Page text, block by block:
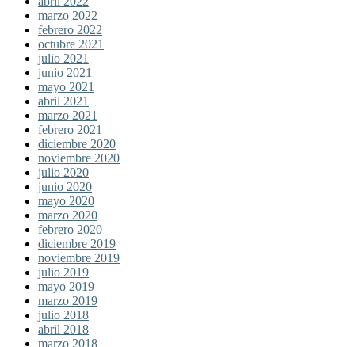
marzo 2022
febrero 2022
octubre 2021
julio 2021
junio 2021
mayo 2021
abril 2021
marzo 2021
febrero 2021
diciembre 2020
noviembre 2020
julio 2020
junio 2020
mayo 2020
marzo 2020
febrero 2020
diciembre 2019
noviembre 2019
julio 2019
mayo 2019
marzo 2019
julio 2018
abril 2018
marzo 2018